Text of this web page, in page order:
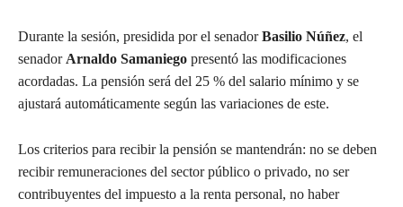
Durante la sesión, presidida por el senadorBasilio Núñez, el
senador Arnaldo Samaniego presentó las modificaciones
acordadas. La pensión será del 25 % del salario mínimo y se
ajustará automáticamente según las variaciones de este.
Los criterios para recibir la pensión se mantendrán: no se deben
recibir remuneraciones del sector público o privado, no ser
contribuyentes del impuesto a la renta personal, no haber